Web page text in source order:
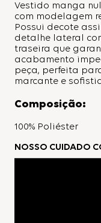
Vestido manga
com modelagem
Possui decote
detalhe lateral
traseira que
acabamento
peça, perfeita
marcante e
Composição:
100% Poliéster
NOSSO CUIDADO